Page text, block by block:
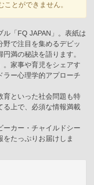
とができません。
「FQ JAPAN」。表紙は
野で注目を集めるデビッ
満の秘訣を語ります。
。家事や育児をシェアす
ラー心理学的アプローチ
育といった社会問題も特
る上で、必須な情報満載
ーカー・チャイルドシー
をたっぷりお届けしま